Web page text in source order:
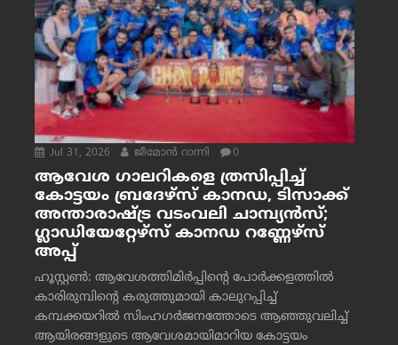
Jul 31, 2026 ജീമോന്‍ റാന്നി 0
ആവേശ ഗാലറികളെ ത്രസിപ്പിച്ച്
കോട്ടയം ബ്രദേഴ്‌സ് കാനഡ, ടിസാക്ക്
അന്താരാഷ്ട്ര വടംവലി ചാമ്പ്യന്‍സ്;
ഗ്ലാഡിയേറ്റേഴ്‌സ് കാനഡ റണ്ണേഴ്‌സ്
അപ്പ്
ഹൂസ്റ്റണ്‍: ആവേശത്തിമിര്‍പ്പിന്റെ പോര്‍ക്കളത്തില്‍
കാരിരുമ്പിന്റെ കരുത്തുമായി കാലുറപ്പിച്ച്
കമ്പക്കയറില്‍ സിംഹഗര്‍ജനത്തോടെ ആഞ്ഞുവലിച്ച്
ആയിരങ്ങളുടെ ആവേശമായിമാറിയ കോട്ടയം